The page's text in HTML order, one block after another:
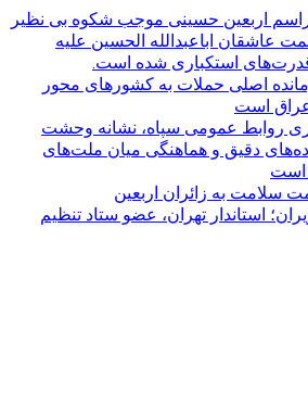
اربعین حسینی موجب شکوه بی نظیر
عاشقان اباعبدالله الحسین علیه
استکباری شده است.
اصلی حملات به کشورهای محور
است
روابط عمومی سپاه، نشانه‌ وحشت
دقیق و هماهنگی میان ملت‌های
است
استاندار تهران، عضو ستاد تنظیم